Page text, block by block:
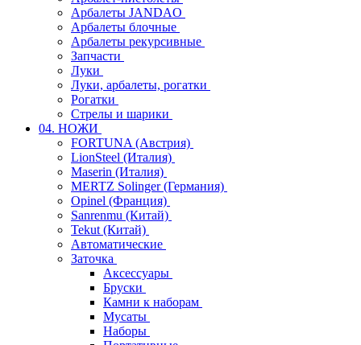
Арбалеты JANDAO
Арбалеты блочные
Арбалеты рекурсивные
Запчасти
Луки
Луки, арбалеты, рогатки
Рогатки
Стрелы и шарики
04. НОЖИ
FORTUNA (Австрия)
LionSteel (Италия)
Maserin (Италия)
MERTZ Solinger (Германия)
Opinel (Франция)
Sanrenmu (Китай)
Tekut (Китай)
Автоматические
Заточка
Аксессуары
Бруски
Камни к наборам
Мусаты
Наборы